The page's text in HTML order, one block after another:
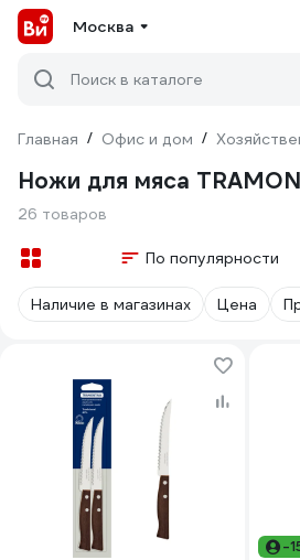
Москва
Поиск в каталоге
Главная / Офис и дом /
Ножи для мяса
26 товаров
По популярности
Наличие в магазинах Цена
-